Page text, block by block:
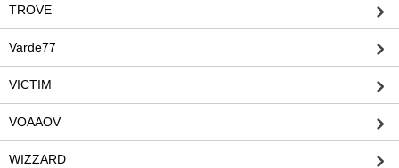
TROVE
Varde77
VICTIM
VOAAOV
WIZZARD